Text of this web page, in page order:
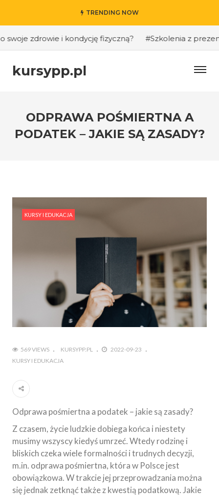
TRENDING NOW
zdrowie i kondycję fizyczną? #Szkolenia z
kursypp.pl
ODPRAWA POŚMIERTNA A
PODATEK – JAKIE SĄ ZASADY?
KURSY I EDUKACJA
569 VIEWS KURSYPP.PL
2022-09-23
KURSY I EDUKACJA
Odprawa pośmiertna a podatek – jakie są zasady?
Z czasem, życie ludzkie dobiega końca i niestety
musimy wszyscy kiedyś umrzeć. Wtedy rodzinę i
bliskich czeka wiele formalności i trudnych decyzji,
m.in. odprawa pośmiertna, która w Polsce jest
obowiązkowa. W trakcie jej przeprowadzania można
się jednak zetknąć także z kwestią podatkową. Jakie